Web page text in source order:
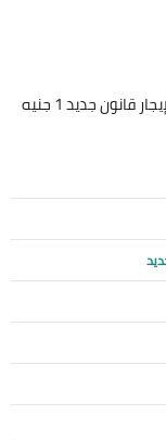
جديد 1 جنيه